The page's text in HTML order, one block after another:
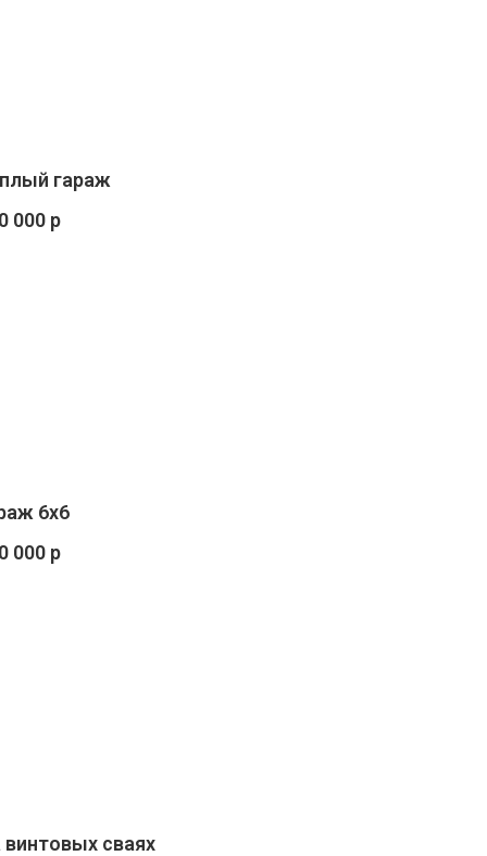
гараж
000 р
6х6
000 р
сваях